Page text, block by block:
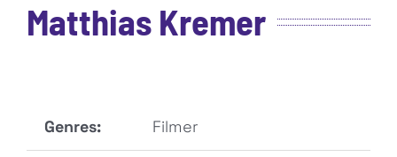
Matthias Kremer
Genres: Filmer